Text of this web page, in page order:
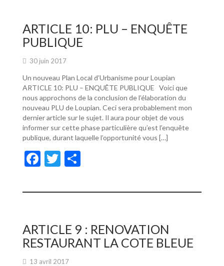
o
o
k
er
ARTICLE 10: PLU – ENQUÊTE
PUBLIQUE
30 juin 2017
Un nouveau Plan Local d’Urbanisme pour Loupian
ARTICLE 10: PLU – ENQUÊTE PUBLIQUE Voici que
nous approchons de la conclusion de l’élaboration du
nouveau PLU de Loupian. Ceci sera probablement mon
dernier article sur le sujet. Il aura pour objet de vous
informer sur cette phase particulière qu’est l’enquête
publique, durant laquelle l’opportunité vous […]
F
e
o
o
k
T
itt ta
er
ARTICLE 9 : RENOVATION
RESTAURANT LA COTE BLEUE
13 avril 2017